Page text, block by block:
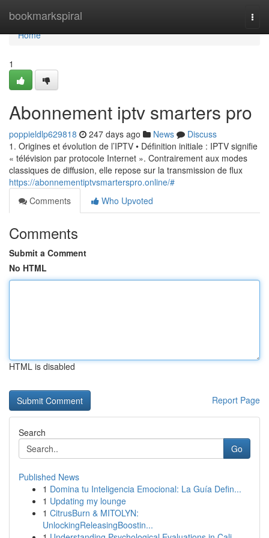
bookmarkspiral
Home
Home
1
Abonnement iptv smarters pro
poppieldlp629818 247 days ago News
Discuss
1. Origines et évolution de l’IPTV • Définition initiale : IPTV signifie
« télévision par protocole Internet ». Contrairement aux modes
classiques de diffusion, elle repose sur la transmission de flux
https://abonnementiptvsmarterspro.online/#
Comments
Who Upvoted
Comments
Submit a Comment
No HTML
HTML is disabled
Report Page
Search
Go
Published News
1 Domina tu Inteligencia Emocional: La Guía Defin...
1 Updating my lounge
1 CitrusBurn & MITOLYN:
UnlockingReleasingBoostin...